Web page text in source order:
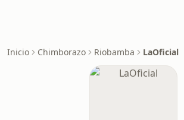
Inicio Chimborazo Riobamba LaOficial